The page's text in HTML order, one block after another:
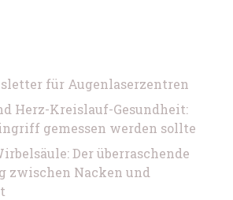
für Augenlaserzentren
Herz-Kreislauf-Gesundheit:
gemessen werden sollte
Der überraschende
zwischen Nacken und